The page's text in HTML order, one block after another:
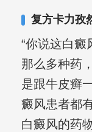
复方卡力孜
“你说这白癜
那么多种药
是跟牛皮癣
癜风患者都
白癜风的药